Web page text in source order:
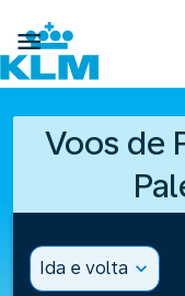

Voos de
Ida e volta expand_more